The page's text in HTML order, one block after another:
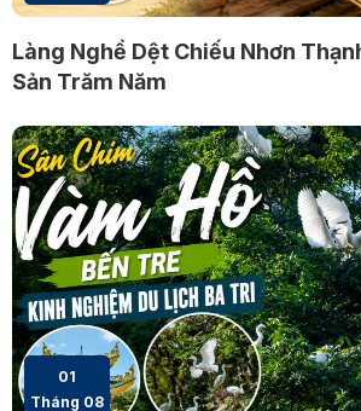
Làng Nghề Dệt Chiếu Nhơn
Sản Trăm Năm
01
Tháng 08